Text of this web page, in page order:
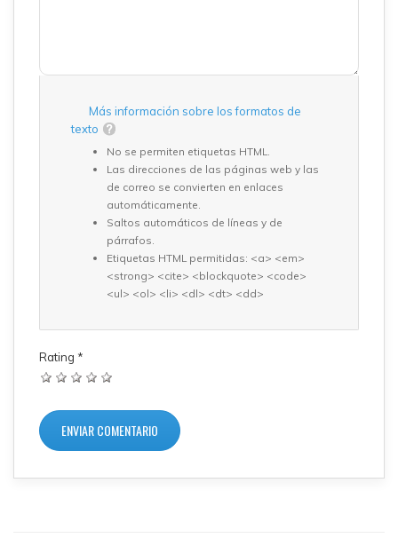
Más información sobre los formatos de
texto
No se permiten etiquetas HTML.
Las direcciones de las páginas web y las
de correo se convierten en enlaces
automáticamente.
Saltos automáticos de líneas y de
párrafos.
Etiquetas HTML permitidas: <a> <em>
<strong> <cite> <blockquote> <code>
<ul> <ol> <li> <dl> <dt> <dd>
Rating *